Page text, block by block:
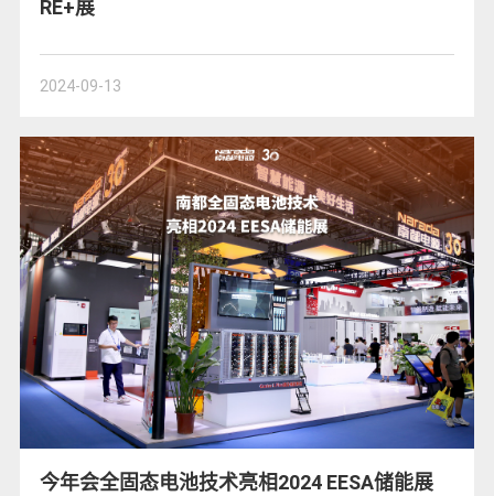
RE+展
2024-09-13
今年会全固态电池技术亮相2024 EESA储能展